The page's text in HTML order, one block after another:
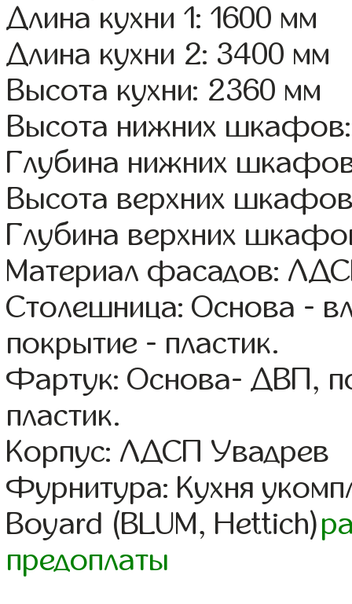
Длина кухни 1: 1600 мм
Длина кухни 2: 3400 мм
Высота кухни: 2360 мм
Высота нижних
Глубина нижних
Высота верхних
Глубина верхних
Материал фасадов:
Столешница: Основа -
покрытие - пластик.
Фартук: Основа- ДВП,
пластик.
Корпус: ЛДСП Увадрев
Фурнитура: Кухня
Boyard (BLUM, Hettich)
предоплаты